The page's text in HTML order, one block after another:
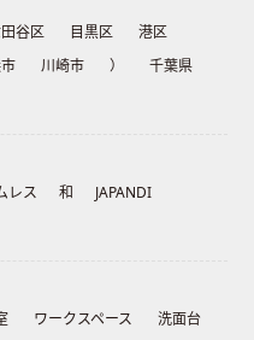
谷区 目黒区
港区
川崎市 ）
千葉県
レス 和
JAPANDI
ワークスペース
洗面台